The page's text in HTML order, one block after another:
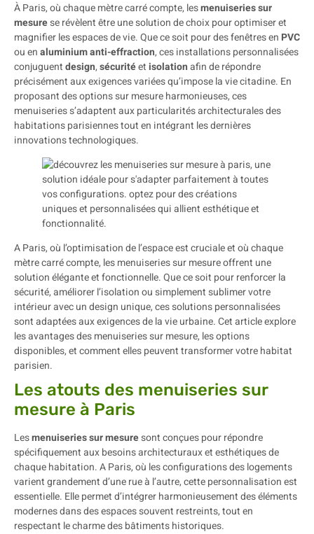
À Paris, où chaque mètre carré compte, lesmenuiseries sur
mesurese révèlent être une solution de choix pour optimiser et
magnifier les espaces de vie. Que ce soit pour des fenêtres en PVC
ou enaluminium anti-effraction, ces installations personnalisées
conjuguentdesign,sécuritéetisolationafin de répondre
précisément aux exigences variées qu’impose la vie citadine. En
proposant des options sur mesure harmonieuses, ces
menuiseries s’adaptent aux particularités architecturales des
habitations parisiennes tout en intégrant les dernières
innovations technologiques.
A Paris, où l’optimisation de l’espace est cruciale et où chaque
mètre carré compte, les menuiseries sur mesure offrent une
solution élégante et fonctionnelle. Que ce soit pour renforcer la
sécurité, améliorer l’isolation ou simplement sublimer votre
intérieur avec un design unique, ces solutions personnalisées
sont adaptées aux exigences de la vie urbaine. Cet article explore
les avantages des menuiseries sur mesure, les options
disponibles, et comment elles peuvent transformer votre habitat
parisien.
Les atouts des menuiseries sur
mesure à Paris
Lesmenuiseries sur mesuresont conçues pour répondre
spécifiquement aux besoins architecturaux et esthétiques de
chaque habitation. A Paris, où les configurations des logements
varient grandement d’une rue à l’autre, cette personnalisation est
essentielle. Elle permet d’intégrer harmonieusement des éléments
modernes dans des espaces souvent restreints, tout en
respectant le charme des bâtiments historiques.